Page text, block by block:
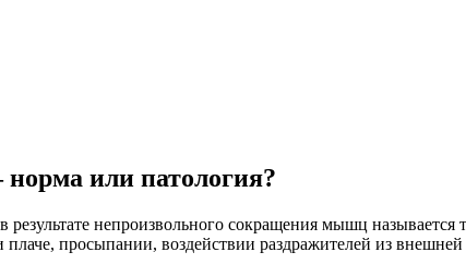
или патология?
непроизвольного сокращения мышц называется
просыпании, воздействии раздражителей из внешней